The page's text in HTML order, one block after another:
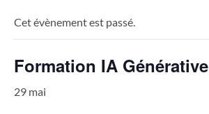
Cet évènement est passé.
Formation IA Générative
29 mai